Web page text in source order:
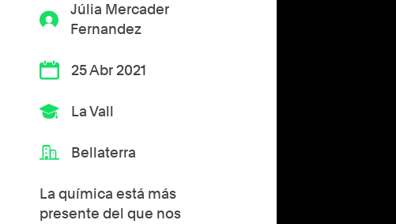
Júlia Mercader
Fernandez
25 Abr 2021
La Vall
Bellaterra
La química está más
presente del que nos